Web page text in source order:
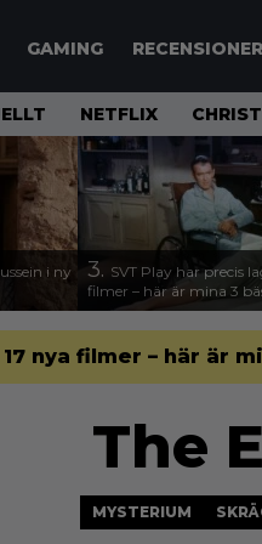
GAMING RECENSIONER
NETFLIX
i ny
3. SVT Play har precis
filmer – här är mina 3
nya filmer – här är
The
MYSTERIUM